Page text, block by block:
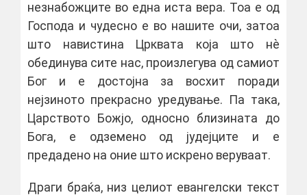
незнабожците во една иста вера. Тоа е од
Господа и чудесно е во нашите очи, затоа
што навистина Црквата која што нѐ
обединува сите нас, произлегува од самиот
Бог и е достојна за восхит поради
нејзиното прекрасно уредување. Па така,
Царството Божјо, односно близината до
Бога, е одземено од јудејците и е
предадено на оние што искрено веруваат.
Драги браќа, низ целиот евангелски текст